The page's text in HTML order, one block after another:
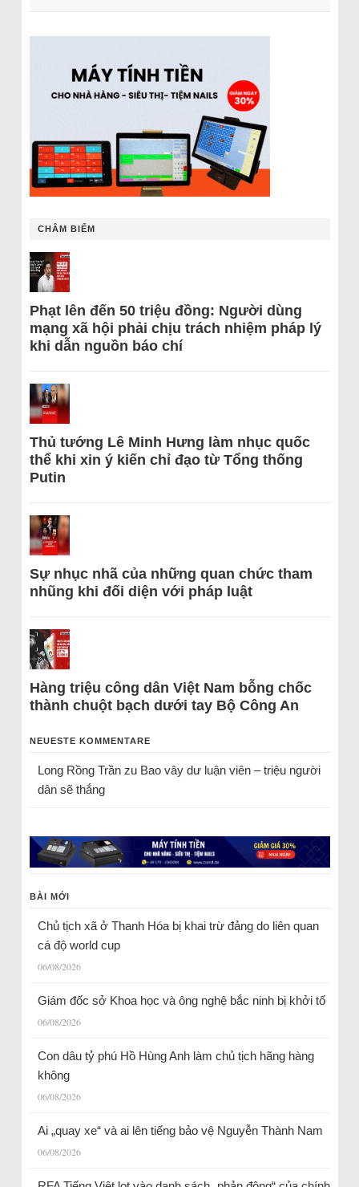
CHÂM BIẾM
Phạt lên đến 50 triệu đồng: Người dùng
mạng xã hội phải chịu trách nhiệm pháp lý
khi dẫn nguồn báo chí
Thủ tướng Lê Minh Hưng làm nhục quốc
thể khi xin ý kiến chỉ đạo từ Tổng thống
Putin
Sự nhục nhã của những quan chức tham
nhũng khi đối diện với pháp luật
Hàng triệu công dân Việt Nam bỗng chốc
thành chuột bạch dưới tay Bộ Công An
NEUESTE KOMMENTARE
Long Rồng Trầnzu Bao vây dư luận viên – triệu người
dân sẽ thắng
BÀI MỚI
Chủ tịch xã ở Thanh Hóa bị khai trừ đảng do liên quan
cá độ world cup
06/08/2026
Giám đốc sở Khoa học và ông nghệ bắc ninh bị khởi tố
06/08/2026
Con dâu tỷ phú Hồ Hùng Anh làm chủ tịch hãng hàng
không
06/08/2026
Ai „quay xe“ và ai lên tiếng bảo vệ Nguyễn Thành Nam
06/08/2026